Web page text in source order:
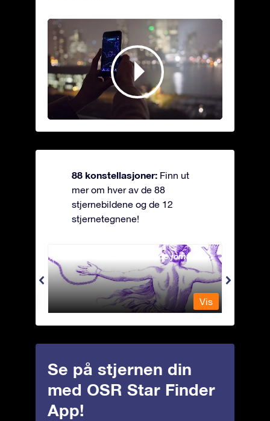
88 konstellasjoner: Finn ut
mer om hver av de 88
stjernebildene og de 12
stjernetegnene!
Andromeda - Den lenkede jomfrua
Vis
Se på stjernen din
med OSR Star Finder
App!